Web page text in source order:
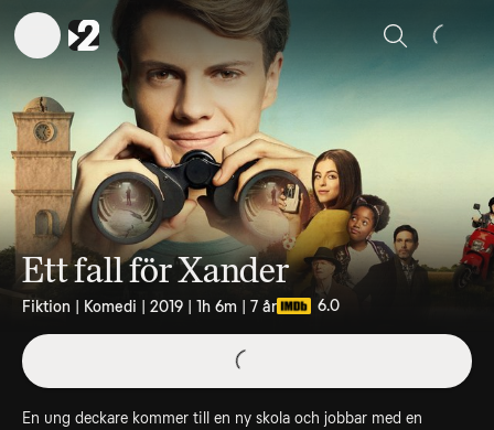
Sök
Ett fall för Xander
Fiktion | Komedi | 2019 | 1h 6m | 7 år 6.0
En ung deckare kommer till en ny skola och jobbar med en